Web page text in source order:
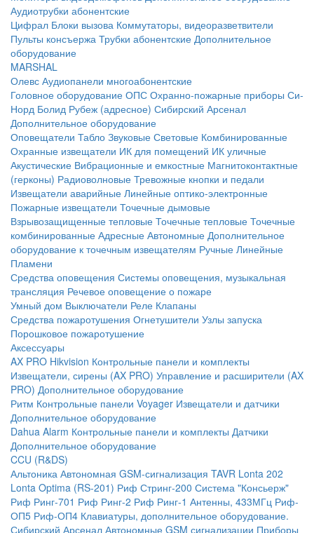
Аудиотрубки абонентские
Цифрал Блоки вызова Коммутаторы, видеоразветвители
Пульты консъержа Трубки абонентские Дополнительное
оборудование
MARSHAL
Олевс Аудиопанели многоабонентские
Головное оборудование ОПС Охранно-пожарные приборы Си-
Норд Болид Рубеж (адресное) Сибирский Арсенал
Дополнительное оборудование
Оповещатели Табло Звуковые Световые Комбинированные
Охранные извещатели ИК для помещений ИК уличные
Акустические Вибрационные и емкостные Магнитоконтактные
(герконы) Радиоволновые Тревожные кнопки и педали
Извещатели аварийные Линейные оптико-электронные
Пожарные извещатели Точечные дымовые
Взрывозащищенные тепловые Точечные тепловые Точечные
комбинированные Адресные Автономные Дополнительное
оборудование к точечным извещателям Ручные Линейные
Пламени
Средства оповещения Системы оповещения, музыкальная
трансляция Речевое оповещение о пожаре
Умный дом Выключатели Реле Клапаны
Средства пожаротушения Огнетушители Узлы запуска
Порошковое пожаротушение
Аксессуары
AX PRO Hikvision Контрольные панели и комплекты
Извещатели, сирены (AX PRO) Управление и расширители (AX
PRO) Дополнительное оборудование
Ритм Контрольные панели Voyager Извещатели и датчики
Дополнительное оборудование
Dahua Alarm Контрольные панели и комплекты Датчики
Дополнительное оборудование
CCU (R&DS)
Альтоника Автономная GSM-сигнализация TAVR Lonta 202
Lonta Optima (RS-201) Риф Стринг-200 Система "Консьерж"
Риф Ринг-701 Риф Ринг-2 Риф Ринг-1 Антенны, 433МГц Риф-
ОП5 Риф-ОП4 Клавиатуры, дополнительное оборудование.
Сибирский Арсенал Автономные GSM сигнализации Приборы